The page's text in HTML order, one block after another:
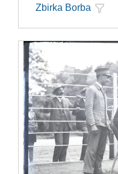
Zbirka Borba